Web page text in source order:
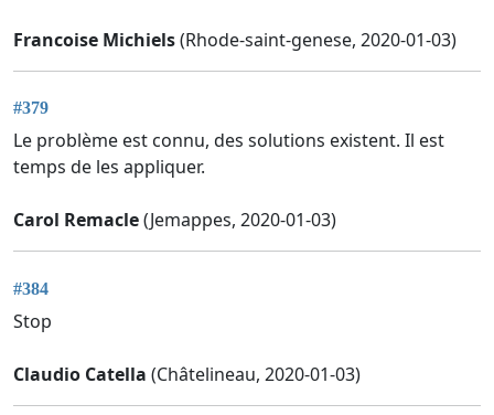
Francoise Michiels(Rhode-saint-genese, 2020-01-03)
#379
Le problème est connu, des solutions existent. Il est
temps de les appliquer.
Carol Remacle(Jemappes, 2020-01-03)
#384
Stop
Claudio Catella (Châtelineau, 2020-01-03)